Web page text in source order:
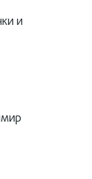
и